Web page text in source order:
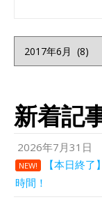
新着記
2026年7月31日
NEW!
【本日終
時間！